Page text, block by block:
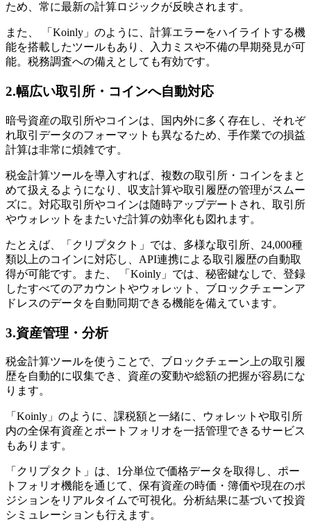
ため、常に最新の計算ロジックが反映されます。
また、 「Koinly」のように、計算エラーをハイライトする機
能を搭載したツールもあり、入力ミスや不備の早期発見が可
能。税務調査への備えとしても有効です。
2.幅広い取引所・コインへ自動対応
暗号資産の取引所やコインは、国内外に多く存在し、それぞ
れ取引データのフォーマットも異なるため、手作業での損益
計算は非常に煩雑です。
税金計算ツールを導入すれば、複数の取引所・コインをまと
めて扱えるようになり、収支計算や取引履歴の管理がスムー
ズに。対応取引所やコインは随時アップデートされ、取引所
やウォレットをまたいだ計算の効率化も図れます。
たとえば、「クリプタクト」では、多様な取引所、24,000種
類以上のコインに対応し、API連携による取引履歴の自動取
得が可能です。また、 「Koinly」では、秘密鍵なしで、登録
したすべてのアカウントやウォレット、ブロックチェーンア
ドレスのデータを自動同期できる機能を備えています。
3.資産管理・分析
税金計算ツールを使うことで、ブロックチェーン上の取引履
歴を自動的に収集でき、資産の変動や総額の把握が容易にな
ります。
「Koinly」のように、課税額と一緒に、ウォレットや取引所
内の全保有資産とポートフォリオを一括管理できるサービス
もあります。
「クリプタクト」は、1分単位で価格データを取得し、ポー
トフォリオ機能を通じて、保有資産の時価・簿価や現在のポ
ジションをリアルタイムで可視化。分析結果に基づいて投資
シミュレーションも行えます。